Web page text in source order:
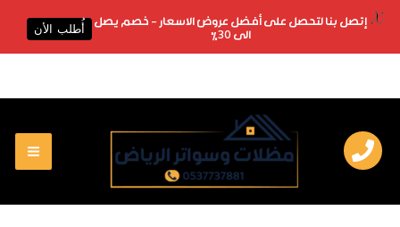
إلى
المحتوى
إتصل بنا لتحصل على أفضل عروض الاسعار - خصم يصل
الى 30% أُطلب الأن
X